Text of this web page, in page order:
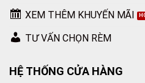
XEM THÊM KHUYẾN MÃI
TƯ VẤN CHỌN RÈM
HỆ THỐNG CỬA HÀNG